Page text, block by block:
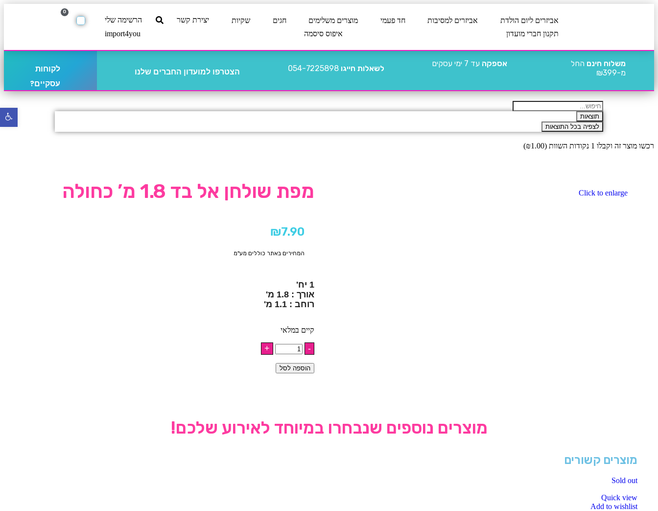
אביזרים ליום הולדת אביזרים למסיבות חד פעמי מוצרים משלימים חגים שקיות יצירת קשר
הרשימה שלי
תקנון חברי מועדון
איפוס סיסמה import4you
0
משלוח חינם החל
מ-₪399
אספקה עד 7 ימי עסקים
לשאלות חייגו 054-7225898 הצטרפו למועדון החברים שלנו
לקוחות
עסקיים?
תוצאות
לצפיה בכל התוצאות
רכשו מוצר זה וקבלו 1 נקודות השוות ( ₪1.00
)
Click to enlarge מפת שולחן אל בד 1.8 מ’ כחולה
₪7.90
המחירים באתר כוללים מע"מ
1 יח'
אורך : 1.8 מ'
רוחב : 1.1 מ'
קיים במלאי
הוספה לסל
מוצרים נוספים שנבחרו במיוחד לאירוע שלכם!
מוצרים קשורים
Sold out
Quick view
Add to wishlist
פתח